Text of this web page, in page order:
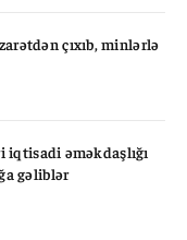
çıxıb, minlərlə
əməkdaşlığı
gəliblər